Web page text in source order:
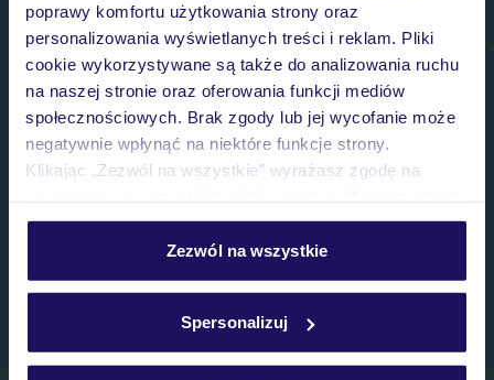
poprawy komfortu użytkowania strony oraz
personalizowania wyświetlanych treści i reklam. Pliki
cookie wykorzystywane są także do analizowania ruchu
na naszej stronie oraz oferowania funkcji mediów
społecznościowych. Brak zgody lub jej wycofanie może
negatywnie wpłynąć na niektóre funkcje strony.
Klikając „Zezwól na wszystkie” wyrażasz zgodę na
personalizować swój wybór wchodząc w zakładkę
Szczegółowe informacje o plikach cookie znajdziesz
Zezwól na wszystkie
Spersonalizuj